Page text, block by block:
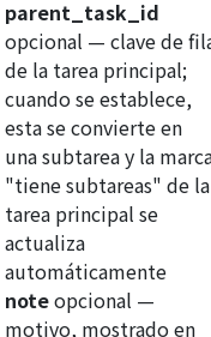
parent_task_id
opcional — clave de
de la tarea principal;
cuando se establece,
esta se convierte en
una subtarea y la
"tiene subtareas" de la
tarea principal se
actualiza
automáticamente
noteopcional —
motivo, mostrado en